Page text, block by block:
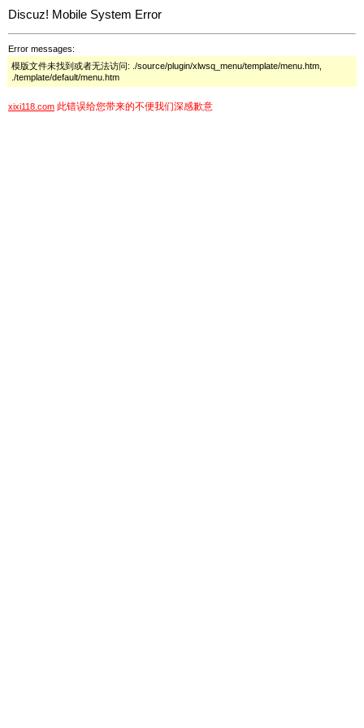
Discuz! Mobile System Error
Error messages:
模版文件未找到或者无法访问: ./source/plugin/xlwsq_menu/template/menu.htm,
./template/default/menu.htm
xixi118.com 此错误给您带来的不便我们深感歉意